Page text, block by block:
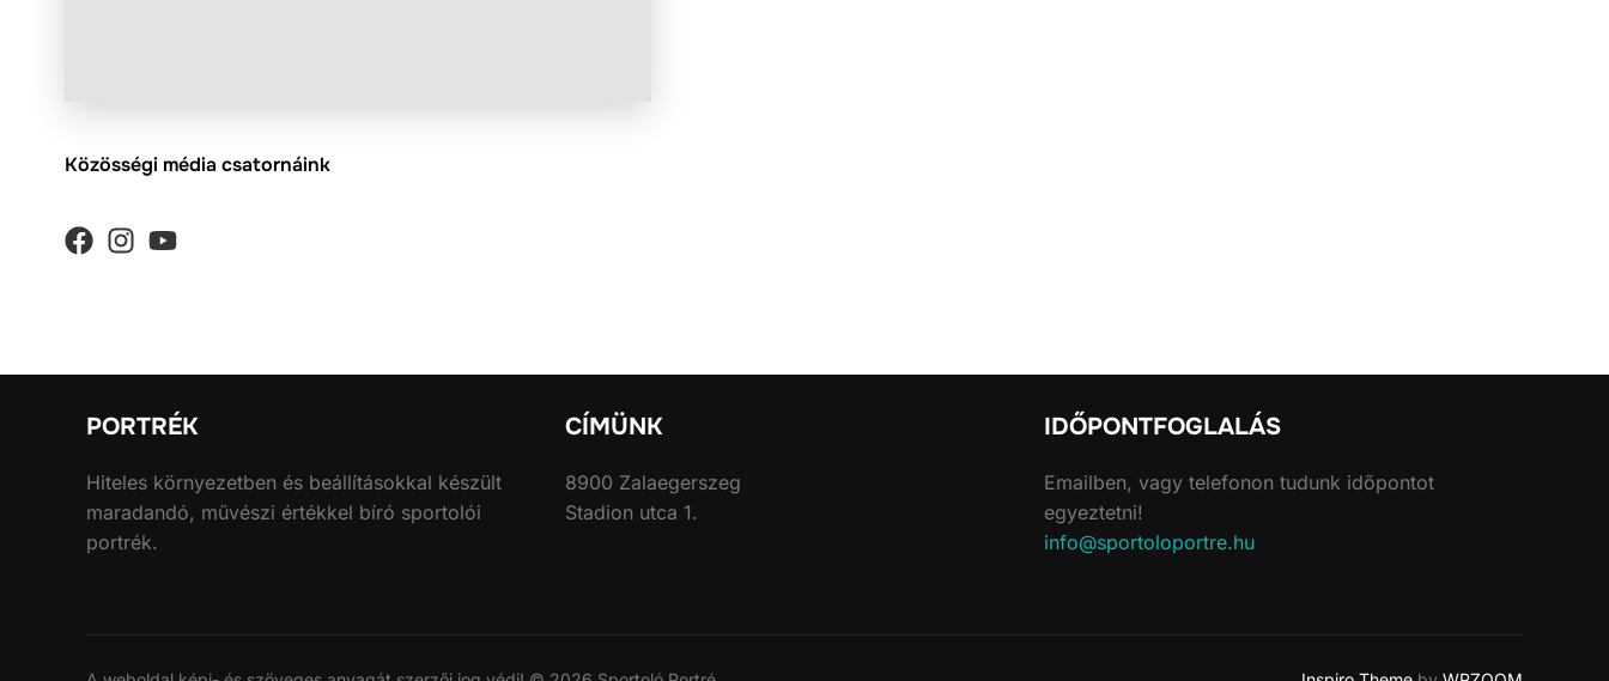
Közösségi média csatornáink
PORTRÉK
Hiteles környezetben és beállításokkal készült
maradandó, művészi értékkel bíró sportolói
portrék.
CÍMÜNK
8900 Zalaegerszeg
Stadion utca 1.
IDŐPONTFOGLALÁS
Emailben, vagy telefonon tudunk időpontot
egyeztetni!
info@sportoloportre.hu